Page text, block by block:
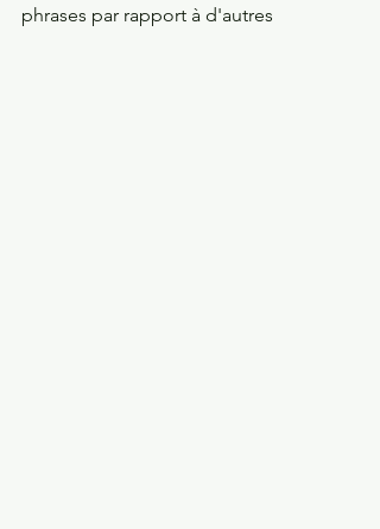
phrases par rapport à d'autres